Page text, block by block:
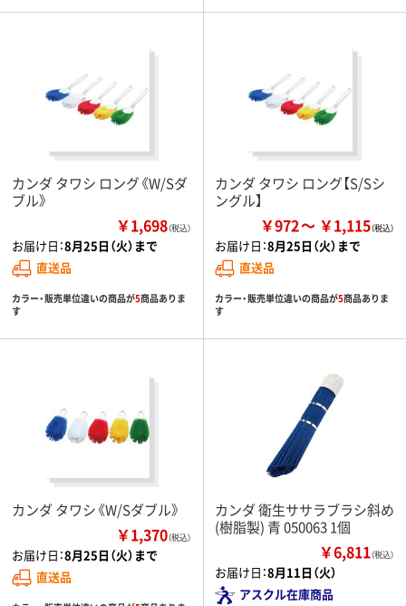
カンダ タワシ ロング《W/Sダ
ブル》
￥1,698（税込）
お届け日：8月25日（火）まで
直送品
カラー・販売単位違いの商品が5商品ありま
す
カンダ タワシ ロング【S/Sシ
ングル】
￥972 ￥1,115
お届け日：8月25日（火）まで
直送品
カラー・販売単位違いの商品が5商品ありま
す
カンダ タワシ《W/Sダブル》
￥1,370（税込）
お届け日：8月25日（火）まで
直送品
カンダ 衛生ササラブラシ斜め
(樹脂製) 青 050063 1個
￥6,811（税込）
お届け日：8月11日（火）
アスクル在庫商品